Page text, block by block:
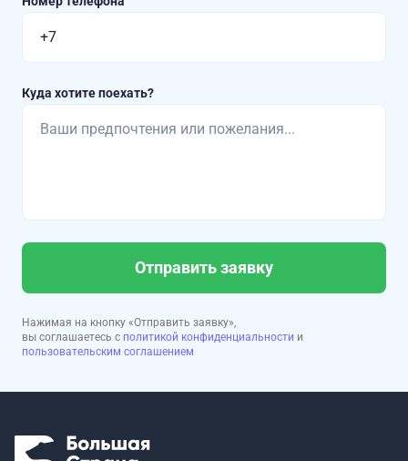
Куда хотите поехать?
Отправить заявку
Нажимая на кнопку «Отправить заявку»,
вы соглашаетесь с политикой конфиденциальности и
пользовательским соглашением